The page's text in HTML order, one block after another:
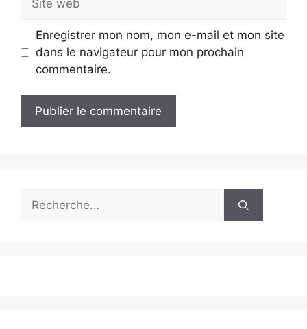
web
Enregistrer mon nom, mon e-mail et mon site
dans le navigateur pour mon prochain
commentaire.
Rechercher :